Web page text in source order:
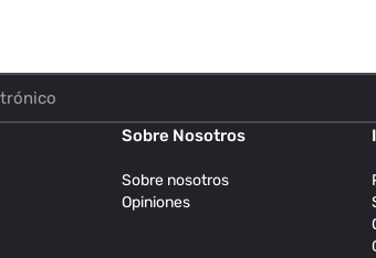
Sobre Nosotros
Sobre nosotros
Opiniones